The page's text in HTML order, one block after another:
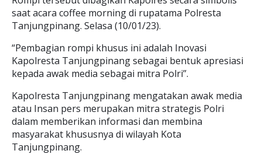
saat acara coffee morning di rupatama Polresta
Tanjungpinang. Selasa (10/01/23).
“Pembagian rompi khusus ini adalah Inovasi
Kapolresta Tanjungpinang sebagai bentuk apresiasi
kepada awak media sebagai mitra Polri”.
Kapolresta Tanjungpinang mengatakan awak media
atau Insan pers merupakan mitra strategis Polri
dalam memberikan informasi dan membina
masyarakat khususnya di wilayah Kota
Tanjungpinang.